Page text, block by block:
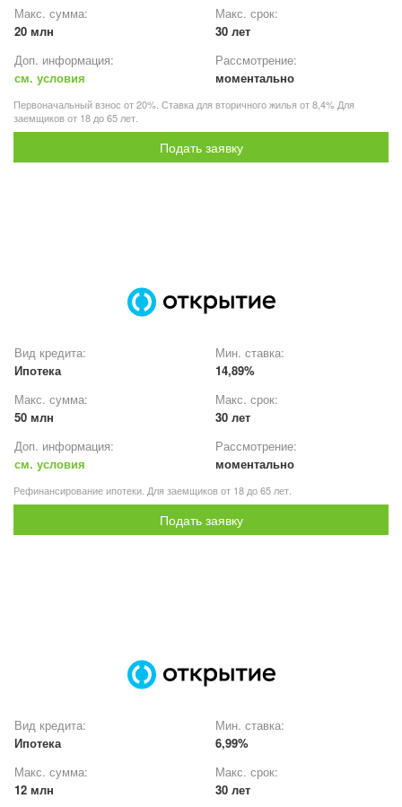
Макс. сумма:
20 млн
Макс. срок:
30 лет
Доп. информация:
см. условия
Рассмотрение:
моментально
Первоначальный взнос от 20%. Ставка для вторичного жилья от 8,4% Для
заемщиков от 18 до 65 лет.
Подать заявку
Вид кредита:
Ипотека
Мин. ставка:
14,89%
Макс. сумма:
50 млн
Макс. срок:
30 лет
Доп. информация:
см. условия
Рассмотрение:
моментально
Рефинансирование ипотеки. Для заемщиков от 18 до 65 лет.
Подать заявку
Вид кредита:
Ипотека
Мин. ставка:
6,99%
Макс. сумма:
12 млн
Макс. срок:
30 лет